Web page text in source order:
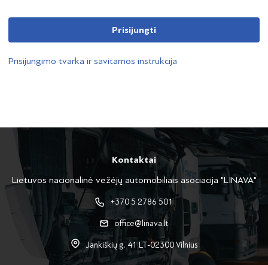
Prisijungti
Prisijungimo tvarka ir savitarnos instrukcija
Kontaktai
Lietuvos nacionalinė vežėjų automobiliais asociacija "LINAVA"
+370 5 2786 501
office@linava.lt
Jankiškių g. 41 LT-02300 Vilnius